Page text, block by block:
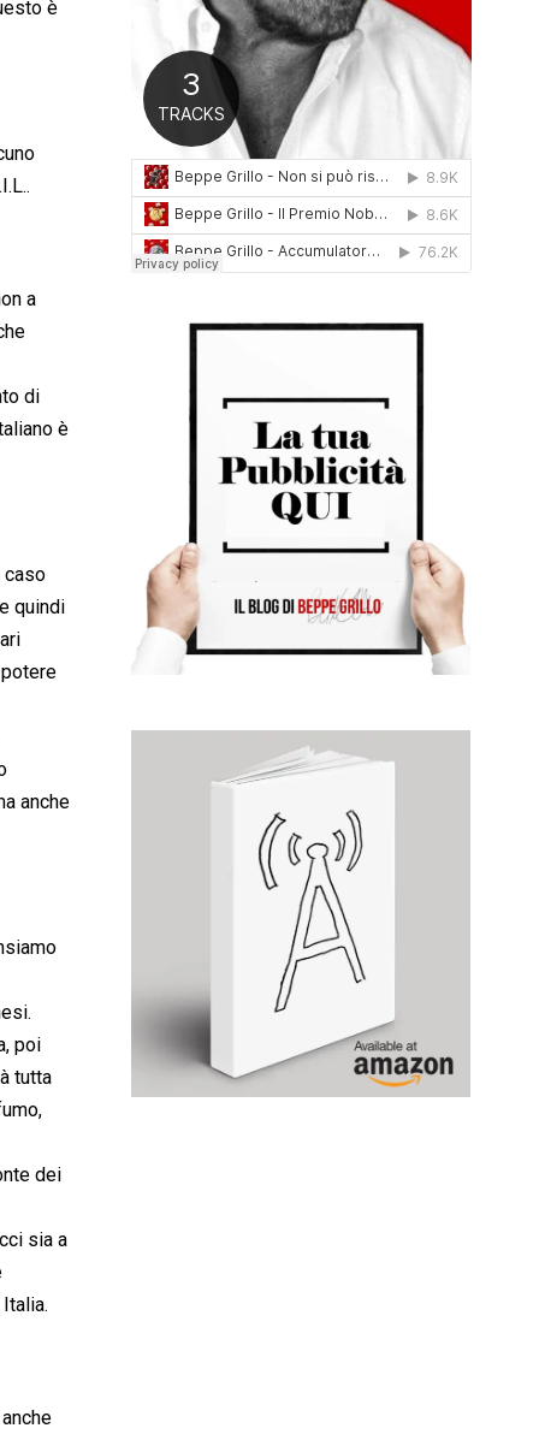
0
è
a
di
è
caso
quindi
anche
poi
tutta
dei
sia a